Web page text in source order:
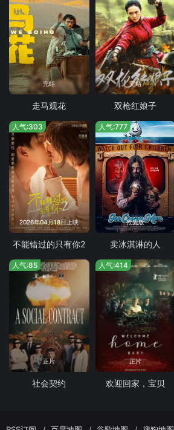
完结
走马观花
完结
双枪红娘子
2026年04月18日上映
人气:303
不能错过的只有你2
抢先版
人气:777
卖冰淇淋的人
正片
人气:85
社会契约
正片
人气:414
欢迎回家，宝贝